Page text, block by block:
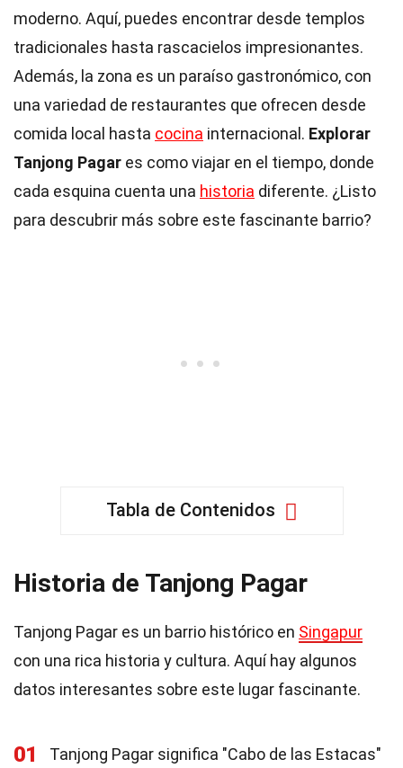
moderno. Aquí, puedes encontrar desde templos
tradicionales hasta rascacielos impresionantes.
Además, la zona es un paraíso gastronómico, con
una variedad de restaurantes que ofrecen desde
comida local hasta cocina internacional. Explorar
Tanjong Pagar es como viajar en el tiempo, donde
cada esquina cuenta una historia diferente. ¿Listo
para descubrir más sobre este fascinante barrio?
Tabla de Contenidos
Historia de Tanjong Pagar
Tanjong Pagar es un barrio histórico en Singapur
con una rica historia y cultura. Aquí hay algunos
datos interesantes sobre este lugar fascinante.
01
Tanjong Pagar significa "Cabo de las Estacas"